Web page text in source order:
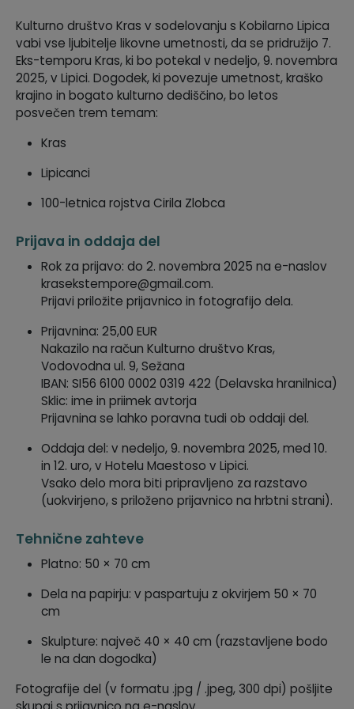
Kulturno društvo Kras v sodelovanju s Kobilarno Lipica
vabi vse ljubitelje likovne umetnosti, da se pridružijo 7.
Eks-temporu Kras, ki bo potekal v nedeljo, 9. novembra
2025, v Lipici. Dogodek, ki povezuje umetnost, kraško
krajino in bogato kulturno dediščino, bo letos
posvečen trem temam:
Kras
Lipicanci
100-letnica rojstva Cirila Zlobca
Prijava in oddaja del
Rok za prijavo: do 2. novembra 2025 na e-naslov
krasekstempore@gmail.com.
Prijavi priložite prijavnico in fotografijo dela.
Prijavnina: 25,00 EUR
Nakazilo na račun Kulturno društvo Kras,
Vodovodna ul. 9, Sežana
IBAN: SI56 6100 0002 0319 422 (Delavska hranilnica)
Sklic: ime in priimek avtorja
Prijavnina se lahko poravna tudi ob oddaji del.
Oddaja del: v nedeljo, 9. novembra 2025, med 10.
in 12. uro, v Hotelu Maestoso v Lipici.
Vsako delo mora biti pripravljeno za razstavo
(uokvirjeno, s priloženo prijavnico na hrbtni strani).
Tehnične zahteve
Platno: 50 × 70 cm
Dela na papirju: v paspartuju z okvirjem 50 × 70
cm
Skulpture: največ 40 × 40 cm (razstavljene bodo
le na dan dogodka)
Fotografije del (v formatu .jpg / .jpeg, 300 dpi) pošljite
Krajevne skupnosti
Naselja v občini
Organigram
Varstvo osebnih podatkov
Temeljni akti
Katalog informacij javnega značaja
Predpisi in odloki
GLASNIK Občine Divača
Proračun občine
Lokalne volitve